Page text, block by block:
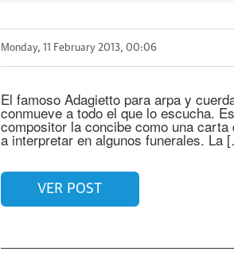
Monday, 11 February 2013, 00:06
El famoso Adagietto para arpa y
conmueve a todo el que lo escucha.
compositor la concibe como una
a interpretar en algunos funerales. La
VER POST